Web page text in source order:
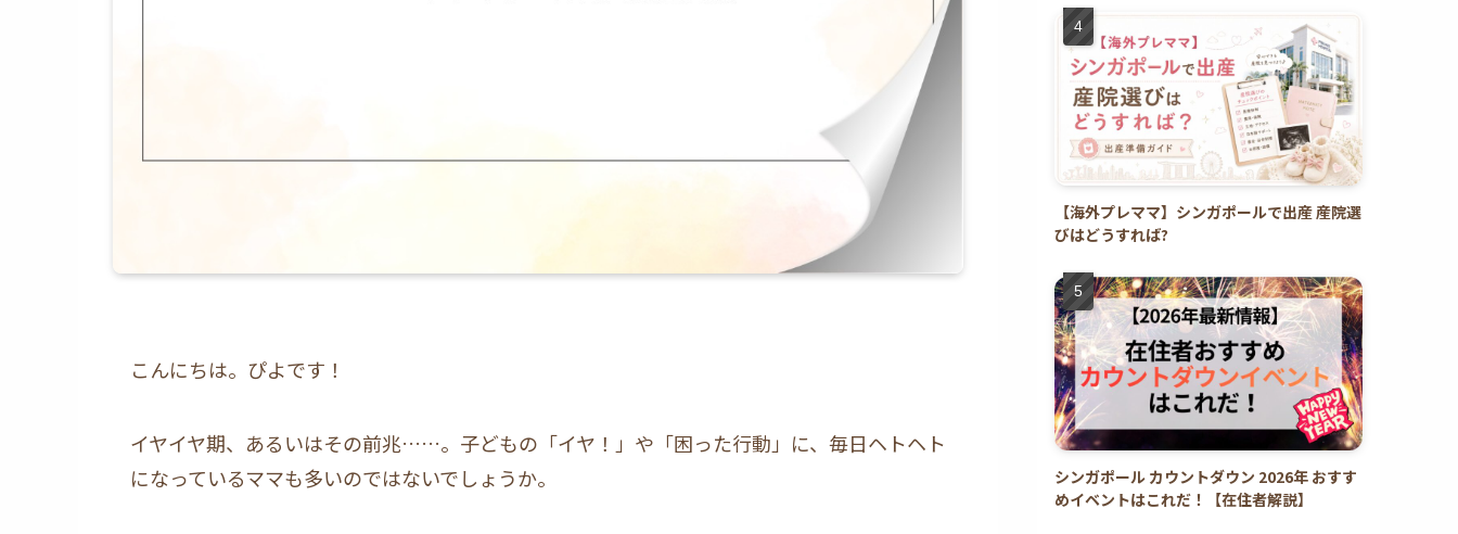
こんにちは。ぴよです！
イヤイヤ期、あるいはその前兆……。子どもの「イヤ！」や「困った行動」に、毎日ヘトヘト
になっているママも多いのではないでしょうか。
【海外プレママ】シンガポールで出産 産院選
びはどうすれば?
シンガポール カウントダウン 2026年 おすす
めイベントはこれだ！【在住者解説】